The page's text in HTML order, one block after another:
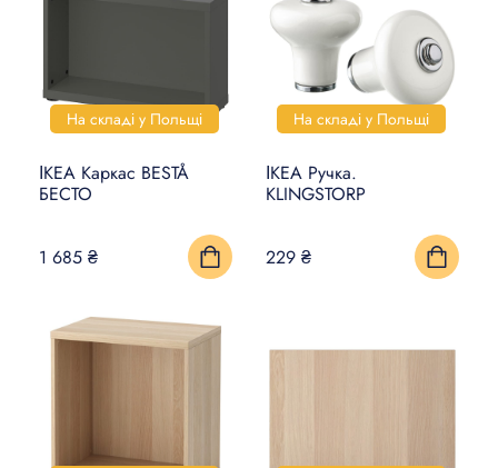
На складі у Польщі
ІКЕА Каркас BESTÅ
БЕСТО
1 685 ₴
На складі у Польщі
ІКЕА Ручка.
KLINGSTORP
229 ₴